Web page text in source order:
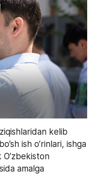
kelib
ish o’rinlari, ishga
amalga